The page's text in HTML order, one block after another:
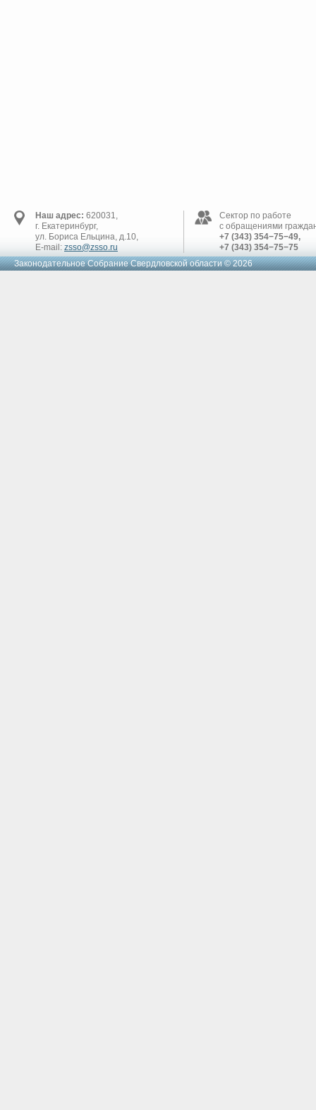
Наш адрес: 620031,
г. Екатеринбург,
ул. Бориса Ельцина, д.10,
E-mail: zsso@zsso.ru
Сектор по работе
с обращениями
+7 (343) 354−75−49,
+7 (343) 354−75−75
Законодательное Cобрание Свердловской области © 2026